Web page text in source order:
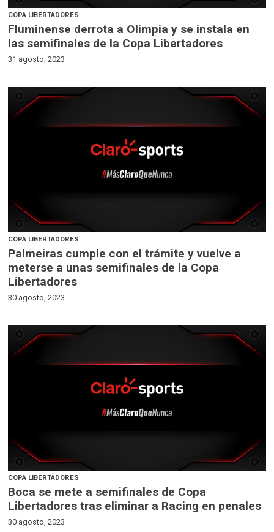
COPA LIBERTADORES
Fluminense derrota a Olimpia y se instala en
las semifinales de la Copa Libertadores
31 agosto, 2023
COPA LIBERTADORES
Palmeiras cumple con el trámite y vuelve a
meterse a unas semifinales de la Copa
Libertadores
30 agosto, 2023
COPA LIBERTADORES
Boca se mete a semifinales de Copa
Libertadores tras eliminar a Racing en penales
30 agosto, 2023